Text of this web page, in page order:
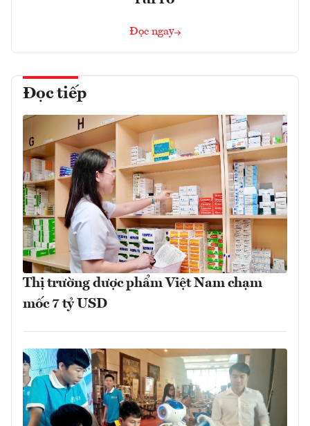
Đọc ngay
Đọc tiếp
Thị trường dược phẩm Việt Nam chạm
mốc 7 tỷ USD